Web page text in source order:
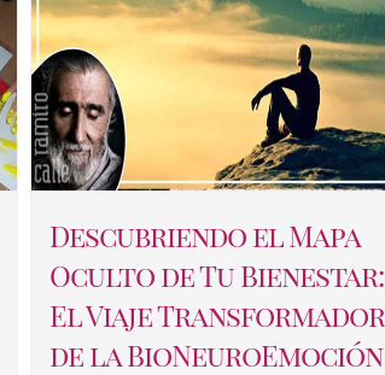
Descubriendo el Mapa
Oculto de Tu Bienestar:
El Viaje Transformador
de la BioNeuroEmoción